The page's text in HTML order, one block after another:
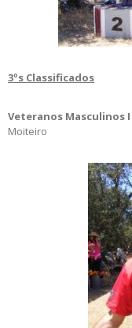
3ºs Classificados
Veteranos Masculinos I
Moiteiro